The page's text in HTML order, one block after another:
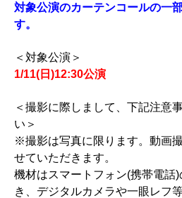
対象公演のカーテンコールの一
す。
＜対象公演＞
1/11(日)12:30公演
＜撮影に際しまして、下記注意
い＞
※撮影は写真に限ります。動画
せていただきます。
機材はスマートフォン(携帯電話
き、デジタルカメラや一眼レフ